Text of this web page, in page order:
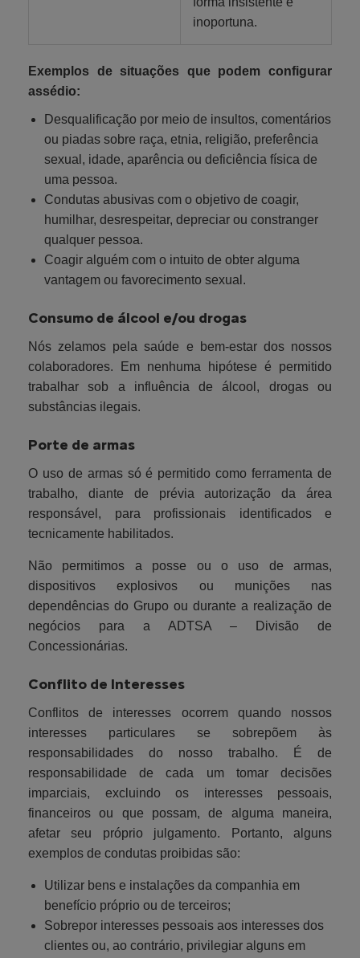
inoportuna.
Exemplos de situações que podem configurar
assédio:
Desqualificação por meio de insultos, comentários
ou piadas sobre raça, etnia, religião, preferência
sexual, idade, aparência ou deficiência física de
uma pessoa.
Condutas abusivas com o objetivo de coagir,
humilhar, desrespeitar, depreciar ou constranger
qualquer pessoa.
Coagir alguém com o intuito de obter alguma
vantagem ou favorecimento sexual.
Consumo de álcool e/ou drogas
Nós zelamos pela saúde e bem-estar dos nossos
colaboradores. Em nenhuma hipótese é permitido
trabalhar sob a influência de álcool, drogas ou
substâncias ilegais.
Porte de armas
O uso de armas só é permitido como ferramenta de
trabalho, diante de prévia autorização da área
responsável, para profissionais identificados e
tecnicamente habilitados.
Não permitimos a posse ou o uso de armas,
dispositivos explosivos ou munições nas
dependências do Grupo ou durante a realização de
negócios para a ADTSA – Divisão de
Concessionárias.
Conflito de Interesses
Conflitos de interesses ocorrem quando nossos
interesses particulares se sobrepõem às
responsabilidades do nosso trabalho. É de
responsabilidade de cada um tomar decisões
imparciais, excluindo os interesses pessoais,
financeiros ou que possam, de alguma maneira,
afetar seu próprio julgamento. Portanto, alguns
exemplos de condutas proibidas são:
Utilizar bens e instalações da companhia em
benefício próprio ou de terceiros;
Sobrepor interesses pessoais aos interesses dos
clientes ou, ao contrário, privilegiar alguns em